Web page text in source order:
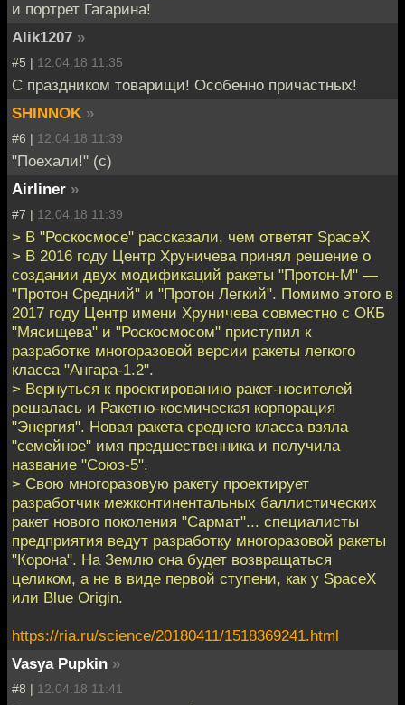
и портрет Гагарина!
Alik1207 »
#5 | 12.04.18 11:35
С праздником товарищи! Особенно причастных!
SHINNOK »
#6 | 12.04.18 11:39
"Поехали!" (с)
Airliner »
#7 | 12.04.18 11:39
> В "Роскосмосе" рассказали, чем ответят SpaceX
> В 2016 году Центр Хруничева принял решение о
создании двух модификаций ракеты "Протон-М" —
"Протон Средний" и "Протон Легкий". Помимо этого в
2017 году Центр имени Хруничева совместно с ОКБ
"Мясищева" и "Роскосмосом" приступил к
разработке многоразовой версии ракеты легкого
класса "Ангара-1.2".
> Вернуться к проектированию ракет-носителей
решалась и Ракетно-космическая корпорация
"Энергия". Новая ракета среднего класса взяла
"семейное" имя предшественника и получила
название "Союз-5".
> Свою многоразовую ракету проектирует
разработчик межконтинентальных баллистических
ракет нового поколения "Сармат"... специалисты
предприятия ведут разработку многоразовой ракеты
"Корона". На Землю она будет возвращаться
целиком, а не в виде первой ступени, как у SpaceX
или Blue Origin.
https://ria.ru/science/20180411/1518369241.html
Vasya Pupkin »
#8 | 12.04.18 11:41